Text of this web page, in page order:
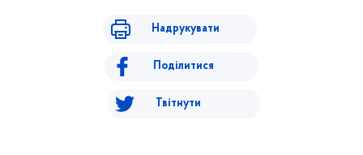
Надрукувати
Поділитися
Твітнути